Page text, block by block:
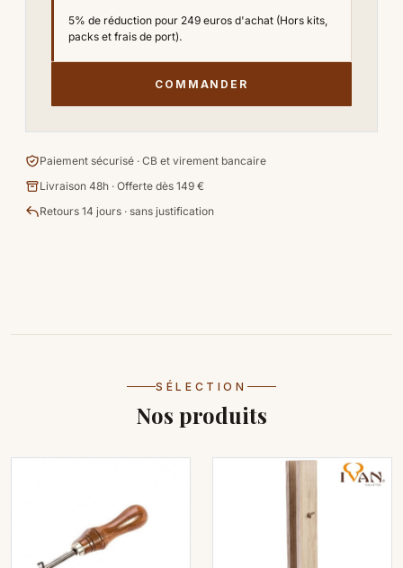
5% de réduction pour 249 euros d'achat (Hors kits,
packs et frais de port).
COMMANDER
Paiement sécurisé · CB et virement bancaire
Livraison 48h · Offerte dès 149 €
Retours 14 jours · sans justification
SÉLECTION
Nos produits